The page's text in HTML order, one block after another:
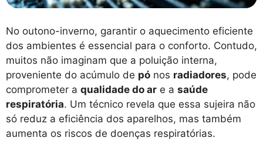
No outono-inverno, garantir o aquecimento eficiente
dos ambientes é essencial para o conforto. Contudo,
muitos não imaginam que a poluição interna,
proveniente do acúmulo de pó nos radiadores, pode
comprometer a qualidade do ar e a saúde
respiratória. Um técnico revela que essa sujeira não
só reduz a eficiência dos aparelhos, mas também
aumenta os riscos de doenças respiratórias.